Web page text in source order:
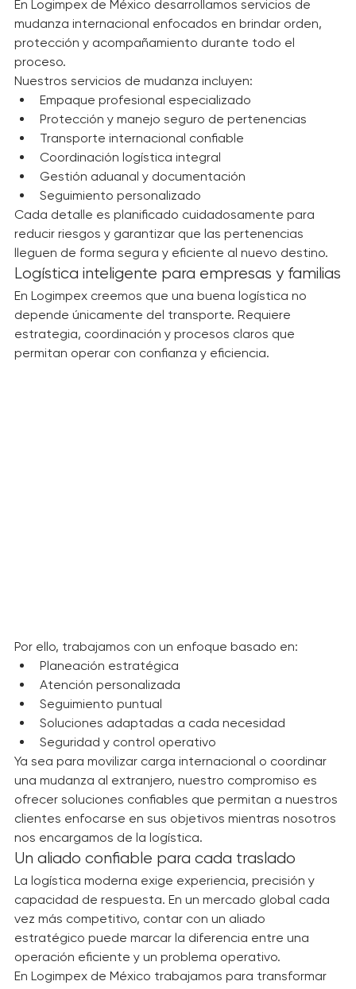
experiencia compleja y estresante.
En Logimpex de México desarrollamos servicios de
mudanza internacional enfocados en brindar orden,
protección y acompañamiento durante todo el
proceso.
Nuestros servicios de mudanza incluyen:
Empaque profesional especializado
Protección y manejo seguro de pertenencias
Transporte internacional confiable
Coordinación logística integral
Gestión aduanal y documentación
Seguimiento personalizado
Cada detalle es planificado cuidadosamente para
reducir riesgos y garantizar que las pertenencias
lleguen de forma segura y eficiente al nuevo destino.
Logística inteligente para empresas y familias
En Logimpex creemos que una buena logística no
depende únicamente del transporte. Requiere
estrategia, coordinación y procesos claros que
Por ello, trabajamos con un enfoque basado en:
Planeación estratégica
Atención personalizada
Seguimiento puntual
Soluciones adaptadas a cada necesidad
Seguridad y control operativo
Ya sea para movilizar carga internacional o coordinar
una mudanza al extranjero, nuestro compromiso es
ofrecer soluciones confiables que permitan a nuestros
clientes enfocarse en sus objetivos mientras nosotros
nos encargamos de la logística.
Un aliado confiable para cada traslado
La logística moderna exige experiencia, precisión y
capacidad de respuesta. En un mercado global cada
vez más competitivo, contar con un aliado
estratégico puede marcar la diferencia entre una
operación eficiente y un problema operativo.